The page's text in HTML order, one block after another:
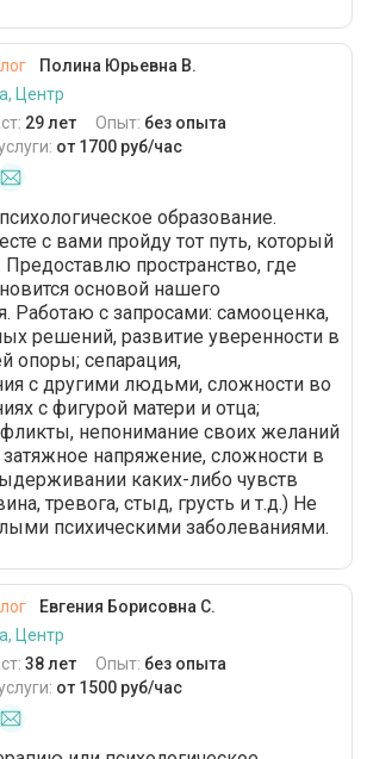
Полина Юрьевна В.
Центр
29 лет Опыт: без опыта
от 1700 руб/час
образование.
с вами пройду тот путь, который
пространство, где
основой нашего
Работаю с запросами: самооценка,
решений, развитие уверенности в
опоры; сепарация,
с другими людьми, сложности во
с фигурой матери и отца;
непонимание своих желаний
затяжное напряжение, сложности в
каких-либо чувств
тревога, стыд, грусть и т.д.) Не
психическими заболеваниями.
Евгения Борисовна С.
Центр
38 лет Опыт: без опыта
от 1500 руб/час